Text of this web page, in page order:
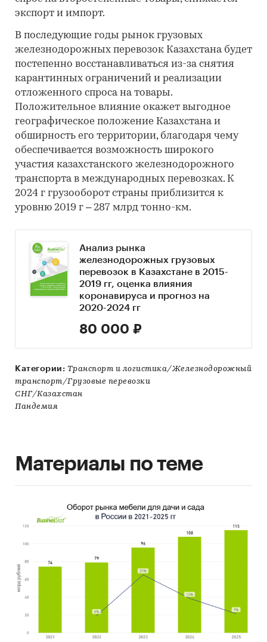
экспорт и импорт.
В последующие годы рынок грузовых
железнодорожных перевозок Казахстана будет
постепенно восстанавливаться из-за снятия
карантинных ограничений и реализации
отложенного спроса на товары.
Положительное влияние окажет выгодное
географическое положение Казахстана и
обширность его территории, благодаря чему
обеспечивается возможность широкого
участия казахстанского железнодорожного
транспорта в международных перевозках. К
2024 г грузооборот страны приблизится к
уровню 2019 г – 287 млрд тонно-км.
Анализ рынка
железнодорожных грузовых
перевозок в Казахстане в 2015-
2019 гг, оценка влияния
коронавируса и прогноз на
2020-2024 гг
80 000 ₽
Категории: Транспорт и логистика/Железнодорожный
транспорт/Грузовые перевозки
СНГ/Казахстан
Пандемия
Материалы по теме